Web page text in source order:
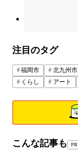
注目のタグ
福岡市 北九州市
くらし
アート
こんな記事も PR